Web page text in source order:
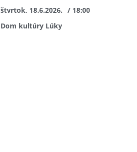
štvrtok, 18.6.2026. / 18:00
Dom kultúry Lúky